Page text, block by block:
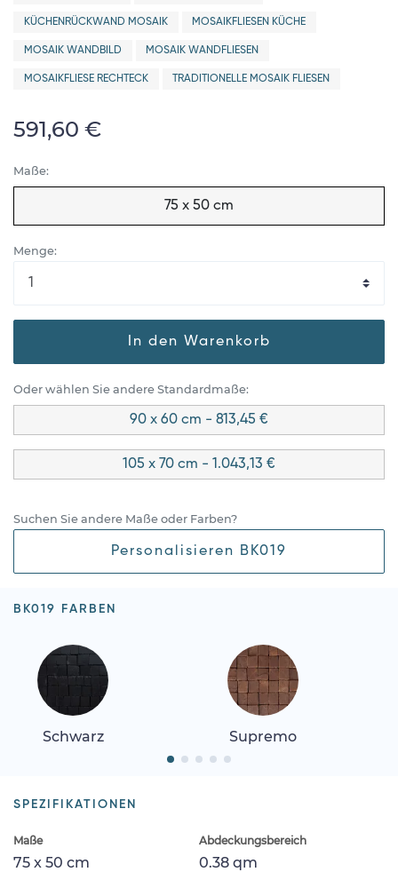
KÜCHENRÜCKWAND MOSAIK MOSAIKFLIESEN KÜCHE
MOSAIK WANDBILD MOSAIK WANDFLIESEN
MOSAIKFLIESE RECHTECK TRADITIONELLE MOSAIK FLIESEN
591,60 €
Maße:
75 x 50 cm
Menge:
In den Warenkorb
Oder wählen Sie andere Standardmaße:
90 x 60 cm - 813,45 €
105 x 70 cm - 1.043,13 €
Suchen Sie andere Maße oder Farben?
Personalisieren BK019
BK019 FARBEN
Schwarz Supremo
SPEZIFIKATIONEN
Maße
75 x 50 cm
Abdeckungsbereich
0.38 qm